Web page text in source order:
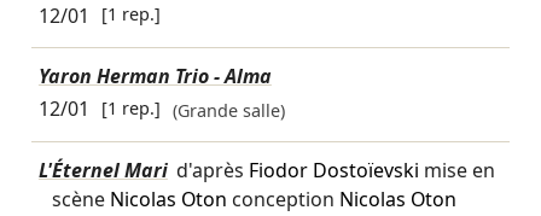
12/01
[1 rep.]
Yaron Herman Trio - Alma
12/01
[1 rep.] (Grande salle)
L'Éternel Mari d'après Fiodor Dostoïevski mise en
scène Nicolas Oton conception Nicolas Oton